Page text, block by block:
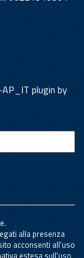
plugin by
alla presenza
acconsenti all'uso
estesa sull'uso